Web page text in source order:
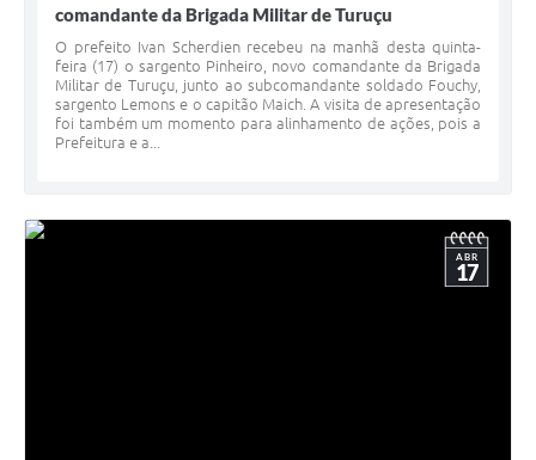
comandante da Brigada Militar de Turuçu
O prefeito Ivan Scherdien recebeu na manhã desta quinta-
feira (17) o sargento Pinheiro, novo comandante da Brigada
Militar de Turuçu, junto ao subcomandante soldado Fouchy,
sargento Lemons e o capitão Maich. A visita de apresentação
foi também um momento para alinhamento de ações, pois a
Prefeitura e a...
ABR
17